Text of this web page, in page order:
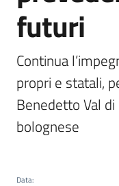
Seguici
su
futuri
Continua
propri e statali,
Benedetto Val di
bolognese
Data: